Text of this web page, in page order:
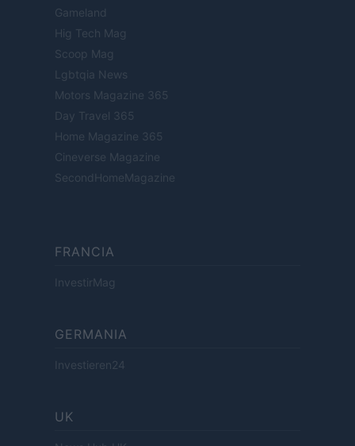
Gameland
Hig Tech Mag
Scoop Mag
Lgbtqia News
Motors Magazine 365
Day Travel 365
Home Magazine 365
Cineverse Magazine
SecondHomeMagazine
FRANCIA
InvestirMag
GERMANIA
Investieren24
UK